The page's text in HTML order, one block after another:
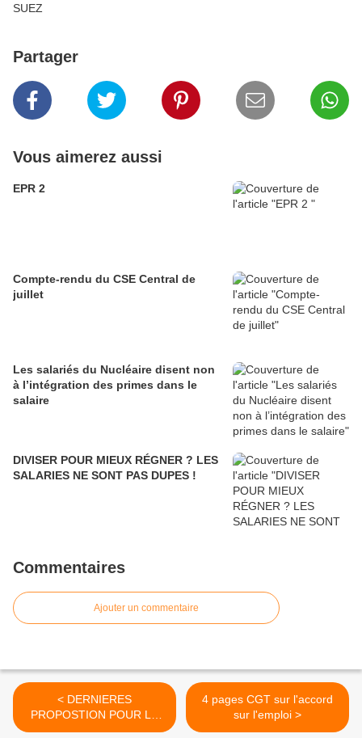
SUEZ
Partager
Vous aimerez aussi
EPR 2
Compte-rendu du CSE Central de
juillet
Les salariés du Nucléaire disent non
à l’intégration des primes dans le
salaire
DIVISER POUR MIEUX RÉGNER ? LES
SALARIES NE SONT PAS DUPES !
Commentaires
Ajouter un commentaire
< DERNIERES
PROPOSTION POUR LA
NAO 2013
4 pages CGT sur l'accord
sur l'emploi >